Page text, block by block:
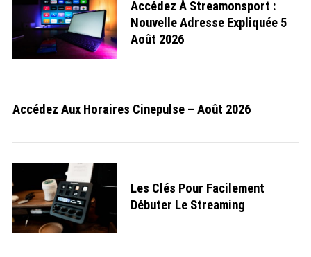
Accédez À Streamonsport :
Nouvelle Adresse Expliquée 5
Août 2026
Accédez Aux Horaires Cinepulse – Août 2026
Les Clés Pour Facilement
Débuter Le Streaming